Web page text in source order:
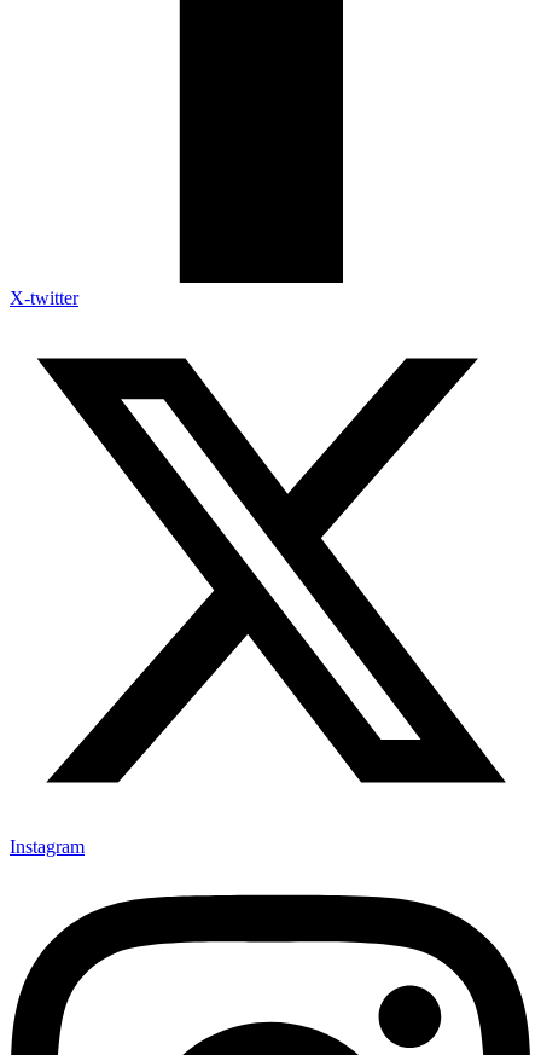
X-twitter
Instagram